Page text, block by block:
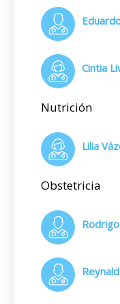
Cintia
Nutrición
Lilia
Obstetricia